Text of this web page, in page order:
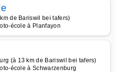
de Bariswil bei tafers)
école à Planfayon
(à 13 km de Bariswil bei tafers)
école à Schwarzenburg